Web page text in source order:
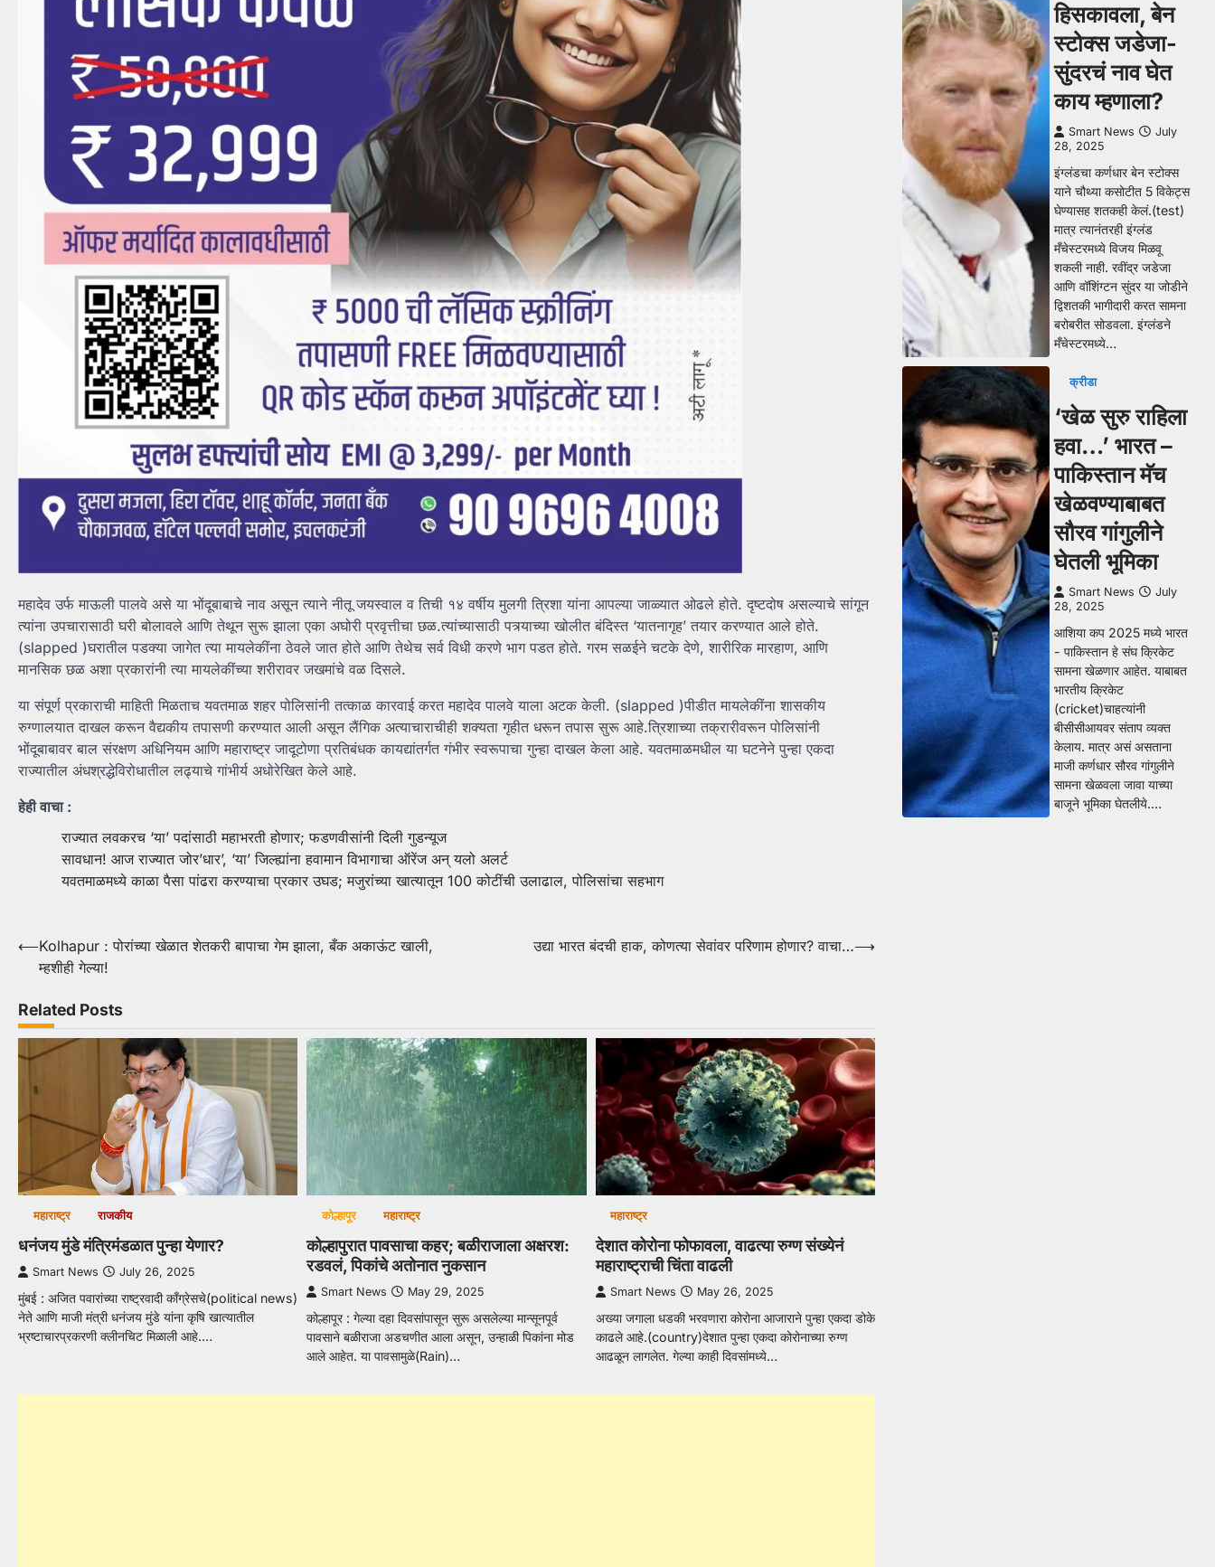
महादेव उर्फ माऊली पालवे असे या भोंदूबाबाचे नाव असून त्याने नीतू जयस्वाल व तिची १४ वर्षीय मुलगी त्रिशा यांना आपल्या जाळ्यात ओढले होते. दृष्टदोष असल्याचे सांगून
त्यांना उपचारासाठी घरी बोलावले आणि तेथून सुरू झाला एका अघोरी प्रवृत्तीचा छळ.त्यांच्यासाठी पत्र्याच्या खोलीत बंदिस्त ‘यातनागृह’ तयार करण्यात आले होते.
(slapped )घरातील पडक्या जागेत त्या मायलेकींना ठेवले जात होते आणि तेथेच सर्व विधी करणे भाग पडत होते. गरम सळईने चटके देणे, शारीरिक मारहाण, आणि
मानसिक छळ अशा प्रकारांनी त्या मायलेकींच्या शरीरावर जखमांचे वळ दिसले.
या संपूर्ण प्रकाराची माहिती मिळताच यवतमाळ शहर पोलिसांनी तत्काळ कारवाई करत महादेव पालवे याला अटक केली. (slapped )पीडीत मायलेकींना शासकीय
रुग्णालयात दाखल करून वैद्यकीय तपासणी करण्यात आली असून लैंगिक अत्याचाराचीही शक्यता गृहीत धरून तपास सुरू आहे.त्रिशाच्या तक्रारीवरून पोलिसांनी
भोंदूबाबावर बाल संरक्षण अधिनियम आणि महाराष्ट्र जादूटोणा प्रतिबंधक कायद्यांतर्गत गंभीर स्वरूपाचा गुन्हा दाखल केला आहे. यवतमाळमधील या घटनेने पुन्हा एकदा
राज्यातील अंधश्रद्धेविरोधातील लढ्याचे गांभीर्य अधोरेखित केले आहे.
हेही वाचा :
राज्यात लवकरच ‘या’ पदांसाठी महाभरती होणार; फडणवीसांनी दिली गुडन्यूज
सावधान! आज राज्यात जोर’धार’, ‘या’ जिल्ह्यांना हवामान विभागाचा ऑरेंज अन् यलो अलर्ट
यवतमाळमध्ये काळा पैसा पांढरा करण्याचा प्रकार उघड; मजुरांच्या खात्यातून 100 कोटींची उलाढाल, पोलिसांचा सहभाग
Post
navigation
⟵Kolhapur : पोरांच्या खेळात शेतकरी बापाचा गेम झाला, बँक अकाऊंट खाली,
म्हशीही गेल्या!
उद्या भारत बंदची हाक, कोणत्या सेवांवर परिणाम होणार? वाचा…⟶
Related Posts
महाराष्ट्र राजकीय
धनंजय मुंडे मंत्रिमंडळात पुन्हा येणार?
Smart News July 26, 2025
मुंबई : अजित पवारांच्या राष्ट्रवादी काँग्रेसचे(political news)
नेते आणि माजी मंत्री धनंजय मुंडे यांना कृषि खात्यातील
भ्रष्टाचारप्रकरणी क्लीनचिट मिळाली आहे.…
कोल्हापूर महाराष्ट्र
कोल्हापुरात पावसाचा कहर; बळीराजाला अक्षरश:
रडवलं, पिकांचे अतोनात नुकसान
Smart News May 29, 2025
कोल्हापूर : गेल्या दहा दिवसांपासून सुरू असलेल्या मान्सूनपूर्व
पावसाने बळीराजा अडचणीत आला असून, उन्हाळी पिकांना मोड
आले आहेत. या पावसामुळे(Rain)…
महाराष्ट्र
देशात कोरोना फोफावला, वाढत्या रुग्ण संख्येनं
महाराष्ट्राची चिंता वाढली
Smart News May 26, 2025
अख्या जगाला धडकी भरवणारा कोरोना आजाराने पुन्हा एकदा डोके
काढले आहे.(country)देशात पुन्हा एकदा कोरोनाच्या रुग्ण
आढळून लागलेत. गेल्या काही दिवसांमध्ये…
हिसकावला, बेन
स्टोक्स जडेजा-
सुंदरचं नाव घेत
काय म्हणाला?
Smart News
July
28, 2025
इंग्लंडचा कर्णधार बेन स्टोक्स
याने चौथ्या कसोटीत 5 विकेट्स
घेण्यासह शतकही केलं.(test)
मात्र त्यानंतरही इंग्लंड
मँचेस्टरमध्ये विजय मिळवू
शकली नाही. रवींद्र जडेजा
आणि वॉशिंग्टन सुंदर या जोडीने
द्विशतकी भागीदारी करत सामना
बरोबरीत सोडवला. इंग्लंडने
मँचेस्टरमध्ये…
क्रीडा
‘खेळ सुरु राहिला
हवा…’ भारत –
पाकिस्तान मॅच
खेळवण्याबाबत
सौरव गांगुलीने
घेतली भूमिका
Smart News
July
28, 2025
आशिया कप 2025 मध्ये भारत
- पाकिस्तान हे संघ क्रिकेट
सामना खेळणार आहेत. याबाबत
भारतीय क्रिकेट
(cricket)चाहत्यांनी
बीसीसीआयवर संताप व्यक्त
केलाय. मात्र असं असताना
माजी कर्णधार सौरव गांगुलीने
सामना खेळवला जावा याच्या
बाजूने भूमिका घेतलीये.…